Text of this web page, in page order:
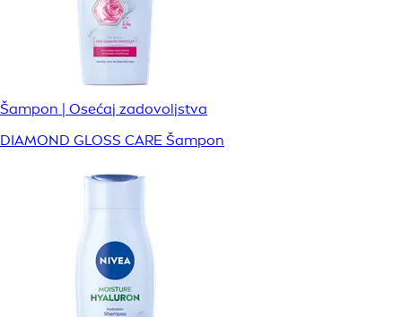
Šampon | Osećaj zadovoljstva
DIAMOND GLOSS CARE Šampon